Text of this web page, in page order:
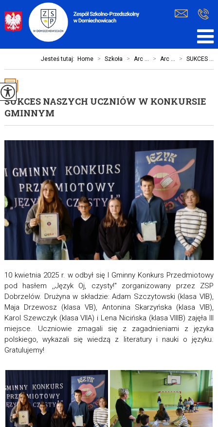
Jesteś tutaj: Home > Szkoła > Arc ... > Arc ... > SUKCES ...
SUKCES NASZYCH UCZNIÓW W KONKURSIE
GMINNYM
10 kwietnia 2025 r. w odbył się I Gminny Konkurs Przedmiotowy
pod hasłem ,,Język Oj, czysty!" zorganizowany przez ZSP
Dobrzelów. Drużyna w składzie: Adam Szczytowski (klasa VIB),
Maja Drzewosz (klasa VB), Antonina Skarzyńska (klasa VIB),
Karol Szewczyk (klasa VIIA) i Lena Nicińska (klasa VIIIB) zajęła III
miejsce. Uczniowie zmagali się z zagadnieniami z języka
polskiego, wykazali się wiedzą z literatury i nauki o języku.
Gratulujemy!